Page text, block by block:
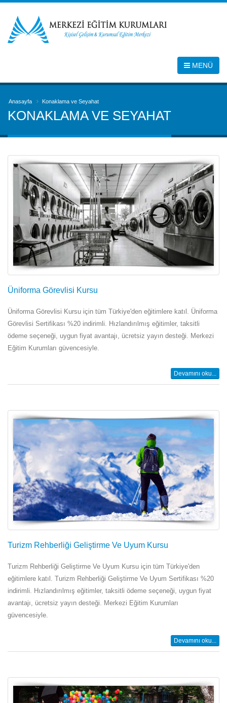
MENÜ
Anasayfa Konaklama ve Seyahat
KONAKLAMA VE SEYAHAT
Üniforma Görevlisi Kursu
Üniforma Görevlisi Kursu için tüm Türkiye'den eğitimlere katıl. Üniforma
Görevlisi Sertifikası %20 indirimli. Hızlandırılmış eğitimler, taksitli
ödeme seçeneği, uygun fiyat avantajı, ücretsiz yayın desteği. Merkezi
Eğitim Kurumları güvencesiyle.
Devamını oku...
Turizm Rehberliği Geliştirme Ve Uyum Kursu
Turizm Rehberliği Geliştirme Ve Uyum Kursu için tüm Türkiye'den
eğitimlere katıl. Turizm Rehberliği Geliştirme Ve Uyum Sertifikası %20
indirimli. Hızlandırılmış eğitimler, taksitli ödeme seçeneği, uygun fiyat
avantajı, ücretsiz yayın desteği. Merkezi Eğitim Kurumları
güvencesiyle.
Devamını oku...